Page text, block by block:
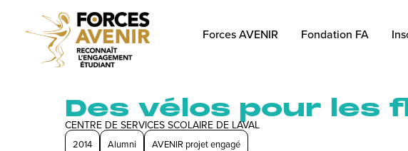
Forces AVENIR Fondation FA
Des vélos pour les
CENTRE DE SERVICES SCOLAIRE DE LAVAL
2014 Alumni AVENIR projet engagé